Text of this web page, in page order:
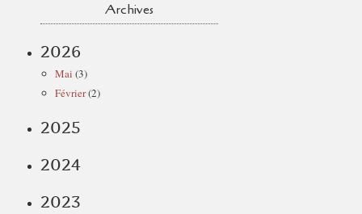
Archives
2026
Mai (3)
Février(2)
2025
2024
2023